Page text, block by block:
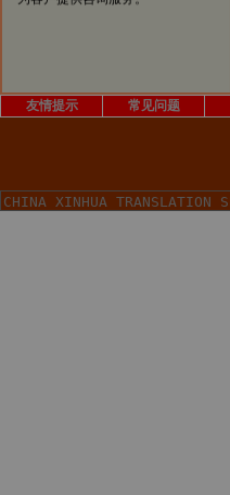
友情提示 常见问题